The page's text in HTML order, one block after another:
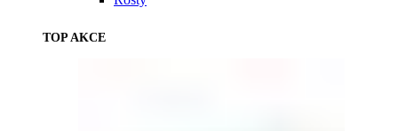
TOP AKCE